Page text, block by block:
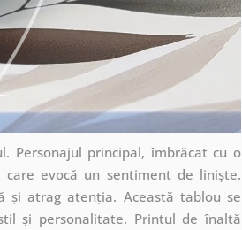
Personajul principal, îmbrăcat cu o
evocă un sentiment de liniște.
și atrag atenția. Această tablou se
și personalitate. Printul de înaltă